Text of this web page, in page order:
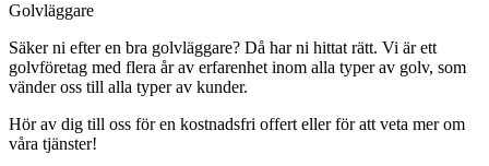
Golvläggare
Säker ni efter en bra golvläggare? Då har ni hittat rätt. Vi är ett
golvföretag med flera år av erfarenhet inom alla typer av golv, som
vänder oss till alla typer av kunder.
Hör av dig till oss för en kostnadsfri offert eller för att veta mer om
våra tjänster!